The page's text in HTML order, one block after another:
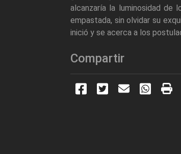
alcanzaría la luminosidad de
empastada, sin olvidar su
inició y se acerca a los
Compartir